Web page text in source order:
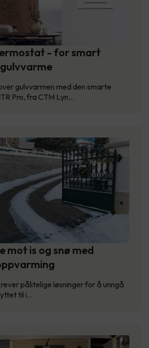
- for smart
gulvvarmen med den smarte
Pro, fra CTM Lyn…
mot is og snø med
pålitelige løsninger for å unngå
til i…